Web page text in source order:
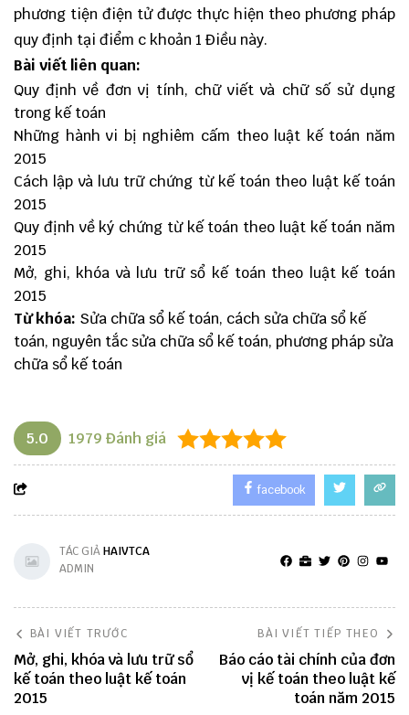
phương tiện điện tử được thực hiện theo phương pháp
quy định tại điểm c khoản 1 Điều này.
Bài viết liên quan:
Quy định về đơn vị tính, chữ viết và chữ số sử dụng
trong kế toán
Những hành vi bị nghiêm cấm theo luật kế toán năm
2015
Cách lập và lưu trữ chứng từ kế toán theo luật kế toán
2015
Quy định về ký chứng từ kế toán theo luật kế toán năm
2015
Mở, ghi, khóa và lưu trữ sổ kế toán theo luật kế toán
2015
Từ khóa: Sửa chữa sổ kế toán, cách sửa chữa sổ kế
toán, nguyên tắc sửa chữa sổ kế toán, phương pháp sửa
chữa sổ kế toán
5.0 1979 Đánh giá
facebook
TÁC GIẢHAIVTCA
ADMIN
BÀI VIẾT TRƯỚC
Mở, ghi, khóa và lưu trữ sổ
kế toán theo luật kế toán
2015
BÀI VIẾT TIẾP THEO
Báo cáo tài chính của đơn
vị kế toán theo luật kế
toán năm 2015